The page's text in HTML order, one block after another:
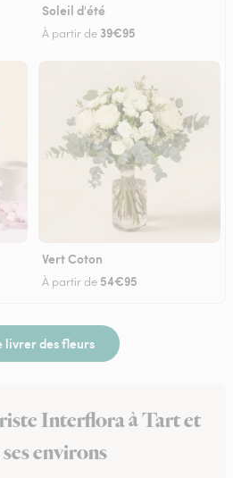
Soleil d'été
À partir de 39€95
Vert Coton
À partir de 54€95
livrer des fleurs
Interflora à Tart et
environs